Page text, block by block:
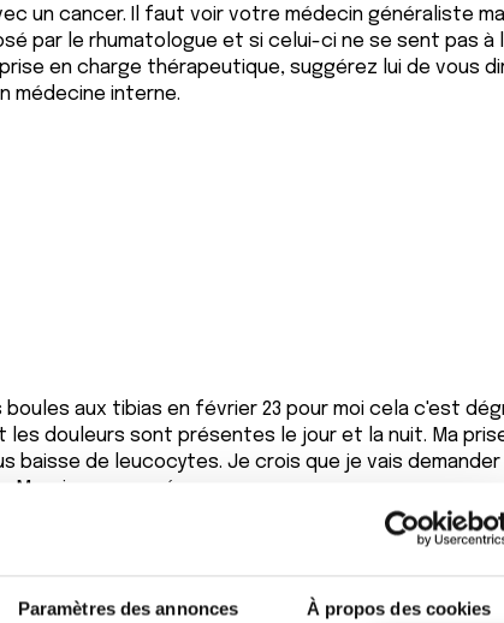
Paramètres des annonces À propos des cookies
un cancer. Il faut voir votre médecin généraliste
par le rhumatologue et si celui-ci ne se sent pas à
en charge thérapeutique, suggérez lui de vous
médecine interne.
boules aux tibias en février 23 pour moi cela c'est
les douleurs sont présentes le jour et la nuit. Ma
baisse de leucocytes. Je crois que je vais
Merci pour vos réponses.